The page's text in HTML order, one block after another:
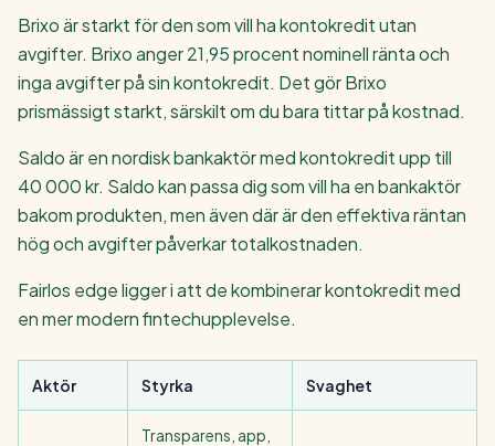
Brixo är starkt för den som vill ha kontokredit utan
avgifter. Brixo anger 21,95 procent nominell ränta och
inga avgifter på sin kontokredit. Det gör Brixo
prismässigt starkt, särskilt om du bara tittar på kostnad.
Saldo är en nordisk bankaktör med kontokredit upp till
40 000 kr. Saldo kan passa dig som vill ha en bankaktör
bakom produkten, men även där är den effektiva räntan
hög och avgifter påverkar totalkostnaden.
Fairlos edge ligger i att de kombinerar kontokredit med
en mer modern fintechupplevelse.
Aktör Styrka Svaghet
Transparens, app,